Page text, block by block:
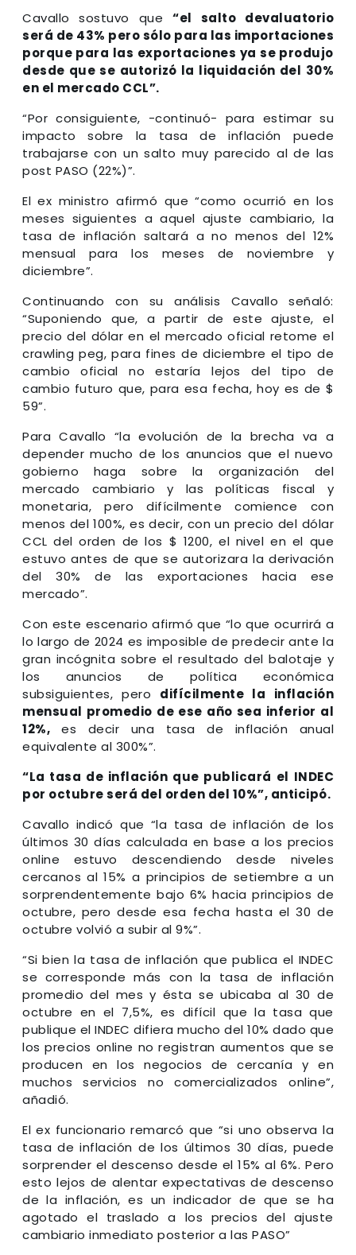
Cavallo sostuvo que“el salto devaluatorio
será de 43% pero sólo para las importaciones
porque para las exportaciones ya se produjo
desde que se autorizó la liquidación del 30%
en el mercado CCL”.
“Por consiguiente, -continuó- para estimar su
impacto sobre la tasa de inflación puede
trabajarse con un salto muy parecido al de las
post PASO (22%)”.
El ex ministro afirmó que “como ocurrió en los
meses siguientes a aquel ajuste cambiario, la
tasa de inflación saltará a no menos del 12%
mensual para los meses de noviembre y
diciembre”.
Continuando con su análisis Cavallo señaló:
“Suponiendo que, a partir de este ajuste, el
precio del dólar en el mercado oficial retome el
crawling peg, para fines de diciembre el tipo de
cambio oficial no estaría lejos del tipo de
cambio futuro que, para esa fecha, hoy es de $
59”.
Para Cavallo “la evolución de la brecha va a
depender mucho de los anuncios que el nuevo
gobierno haga sobre la organización del
mercado cambiario y las políticas fiscal y
monetaria, pero difícilmente comience con
menos del 100%, es decir, con un precio del dólar
CCL del orden de los $ 1200, el nivel en el que
estuvo antes de que se autorizara la derivación
del 30% de las exportaciones hacia ese
mercado”.
Con este escenario afirmó que “lo que ocurrirá a
lo largo de 2024 es imposible de predecir ante la
gran incógnita sobre el resultado del balotaje y
los anuncios de política económica
subsiguientes, pero difícilmente la inflación
mensual promedio de ese año sea inferior al
12%, es decir una tasa de inflación anual
equivalente al 300%”.
“La tasa de inflación que publicará el INDEC
por octubre será del orden del 10%”, anticipó.
Cavallo indicó que “la tasa de inflación de los
últimos 30 días calculada en base a los precios
online estuvo descendiendo desde niveles
cercanos al 15% a principios de setiembre a un
sorprendentemente bajo 6% hacia principios de
octubre, pero desde esa fecha hasta el 30 de
octubre volvió a subir al 9%”.
“Si bien la tasa de inflación que publica el INDEC
se corresponde más con la tasa de inflación
promedio del mes y ésta se ubicaba al 30 de
octubre en el 7,5%, es difícil que la tasa que
publique el INDEC difiera mucho del 10% dado que
los precios online no registran aumentos que se
producen en los negocios de cercanía y en
muchos servicios no comercializados online”,
añadió.
El ex funcionario remarcó que “si uno observa la
tasa de inflación de los últimos 30 días, puede
sorprender el descenso desde el 15% al 6%. Pero
esto lejos de alentar expectativas de descenso
de la inflación, es un indicador de que se ha
agotado el traslado a los precios del ajuste
cambiario inmediato posterior a las PASO”